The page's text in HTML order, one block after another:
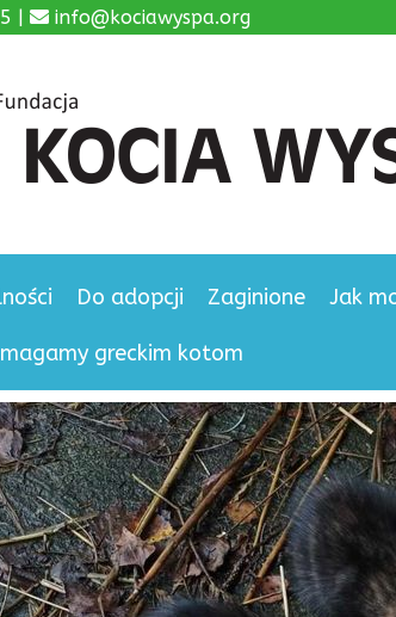
| info@kociawyspa.org
Do adopcji Zaginione Jak
greckim kotom